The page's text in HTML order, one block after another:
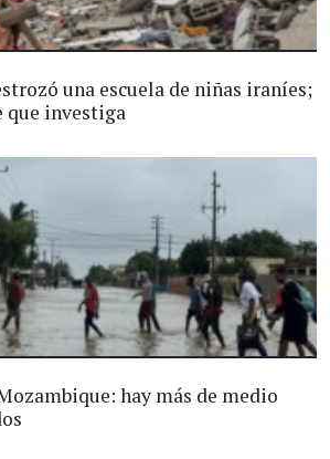
una escuela de niñas iraníes;
que investiga
hay más de medio